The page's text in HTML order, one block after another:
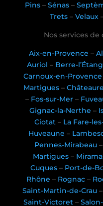
Pins– Sénas–
Trets– Velaux
Nos services
Aix-en-Provence –
Auriol – Berre-l’Étang
Carnoux-en-Provence
Martigues –
– Fos-sur-Mer–
Gignac-la-Nerthe –
Ciotat – La Fare-
Huveaune –
Pennes-Mirabeau –
Martigues–
Cuques – Port-de-
Rhône – Rognac –
Saint-Martin-de-Crau–
Saint-Victoret –